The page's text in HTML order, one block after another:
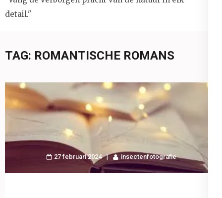
detail."
TAG: ROMANTISCHE ROMANS
27 februari 2024 insectenfotografie